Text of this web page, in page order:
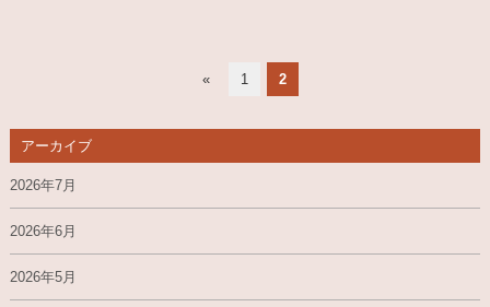
« 1 2
アーカイブ
2026年7月
2026年6月
2026年5月